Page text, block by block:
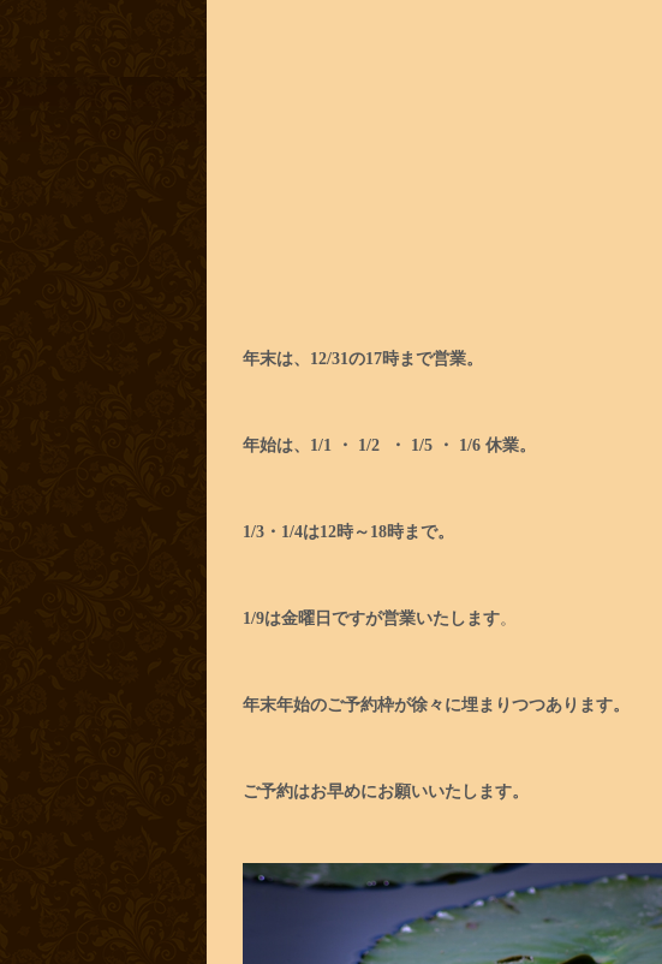
年末は、12/31の17時まで営業。
年始は、1/1 ・ 1/2 ・ 1/5 ・ 1/6 休業。
1/3・1/4は12時～18時まで。
1/9は金曜日ですが営業いたします。
年末年始のご予約枠が徐々に埋まりつつあります。
ご予約はお早めにお願いいたします。